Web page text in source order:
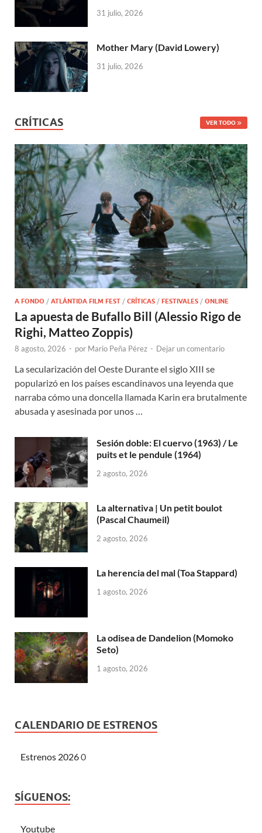
31 julio, 2026
Mother Mary (David Lowery)
31 julio, 2026
CRÍTICAS VER TODO
A FONDO / ATLÁNTIDA FILM FEST / CRÍTICAS / FESTIVALES / ONLINE
La apuesta de Bufallo Bill (Alessio Rigo de
Righi, Matteo Zoppis)
8 agosto, 2026 - por Mario Peña Pérez - Dejar un comentario
La secularización del Oeste Durante el siglo XIII se
popularizó en los países escandinavos una leyenda que
narraba cómo una doncella llamada Karin era brutalmente
abusada y asesinada por unos …
Sesión doble: El cuervo (1963) / Le
puits et le pendule (1964)
2 agosto, 2026
La alternativa | Un petit boulot
(Pascal Chaumeil)
2 agosto, 2026
La herencia del mal (Toa Stappard)
1 agosto, 2026
La odisea de Dandelion (Momoko
Seto)
1 agosto, 2026
CALENDARIO DE ESTRENOS
Estrenos 20260
SÍGUENOS:
Youtube